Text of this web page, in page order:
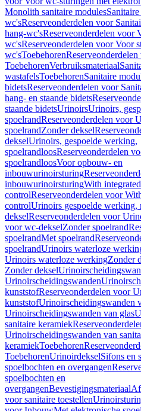
Monolith sanitaire modules
wc'sReserveonderdelen voor
hang-wc'sReserveonderdelen voor
wc'sReserveonderdelen voor Voor
wc'sToebehorenReserveonderdelen
ToebehorenVerbruiksmateriaal
wastafelsToebehorenSanitaire
bidetsReserveonderdelen voor
hang- en staande bidets
staande bidetsUrinoirsUrinoirs,
spoelrandReserveonderdelen voor
spoelrandZonder deksel
dekselUrinoirs, gespoelde werking,
spoelrandloosReserveonderdelen
spoelrandloosVoor opbouw- en
inbouwurinoirsturing
inbouwurinoirsturingWith
controlReserveonderdelen voor
controlUrinoirs gespoelde werking,
dekselReserveonderdelen voor
voor wc-dekselZonder spoelrand
spoelrandMet spoelrand
spoelrandUrinoirs waterloze
Urinoirs waterloze werkingZonder
Zonder deksel
Urinoirscheidingswanden
kunststofReserveonderdelen voor
kunststofUrinoirscheidingswanden
Urinoirscheidingswanden van glas
sanitaire keramiek
Urinoirscheidingswanden van
keramiekToebehoren
ToebehorenUrinoirdekselSifons en
spoelbochten en overgangen
spoelbochten en
overgangenBevestigingsmateriaal
voor sanitaire toestellen